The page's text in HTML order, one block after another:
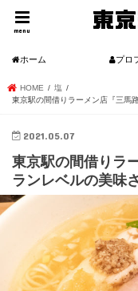
menu
ホーム プロ
HOME
塩
東京駅の間借りラーメン店『三馬
2021.05.07
東京駅の間借りラ
ランレベルの美味